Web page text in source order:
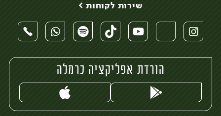
שירות לקוחות >
הורדת אפליקציה כרמלה